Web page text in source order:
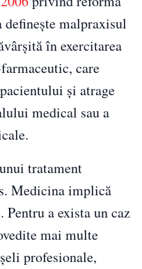
malpraxisul
în exercitarea
care
și atrage
medical sau a
tratament
Medicina implică
a exista un caz
mai multe
profesionale,